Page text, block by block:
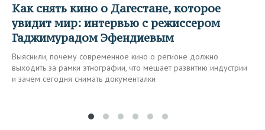
Как снять кино о Дагестане, которое
увидит мир: интервью с режиссером
Гаджимурадом Эфендиевым
Выяснили, почему современное кино о регионе должно
выходить за рамки этнографии, что мешает развитию индустрии
и зачем сегодня снимать документалки